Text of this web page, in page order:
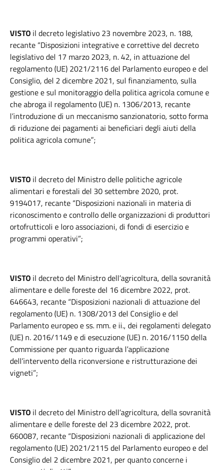
VISTO il decreto legislativo 23 novembre 2023, n. 188,
recante “Disposizioni integrative e correttive del decreto
legislativo del 17 marzo 2023, n. 42, in attuazione del
regolamento (UE) 2021/2116 del Parlamento europeo e del
Consiglio, del 2 dicembre 2021, sul finanziamento, sulla
gestione e sul monitoraggio della politica agricola comune e
che abroga il regolamento (UE) n. 1306/2013, recante
l’introduzione di un meccanismo sanzionatorio, sotto forma
di riduzione dei pagamenti ai beneficiari degli aiuti della
politica agricola comune”;
VISTO il decreto del Ministro delle politiche agricole
alimentari e forestali del 30 settembre 2020, prot.
9194017, recante “Disposizioni nazionali in materia di
riconoscimento e controllo delle organizzazioni di produttori
ortofrutticoli e loro associazioni, di fondi di esercizio e
programmi operativi”;
VISTO il decreto del Ministro dell’agricoltura, della sovranità
alimentare e delle foreste del 16 dicembre 2022, prot.
646643, recante “Disposizioni nazionali di attuazione del
regolamento (UE) n. 1308/2013 del Consiglio e del
Parlamento europeo e ss. mm. e ii., dei regolamenti delegato
(UE) n. 2016/1149 e di esecuzione (UE) n. 2016/1150 della
Commissione per quanto riguarda l’applicazione
dell’intervento della riconversione e ristrutturazione dei
vigneti”;
VISTO il decreto del Ministro dell’agricoltura, della sovranità
alimentare e delle foreste del 23 dicembre 2022, prot.
660087, recante “Disposizioni nazionali di applicazione del
regolamento (UE) 2021/2115 del Parlamento europeo e del
Consiglio del 2 dicembre 2021, per quanto concerne i